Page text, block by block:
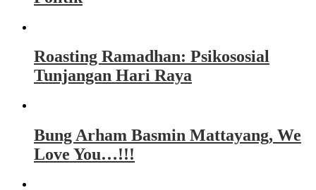
Roasting Ramadhan: Psikososial
Tunjangan Hari Raya
Bung Arham Basmin Mattayang, We
Love You…!!!